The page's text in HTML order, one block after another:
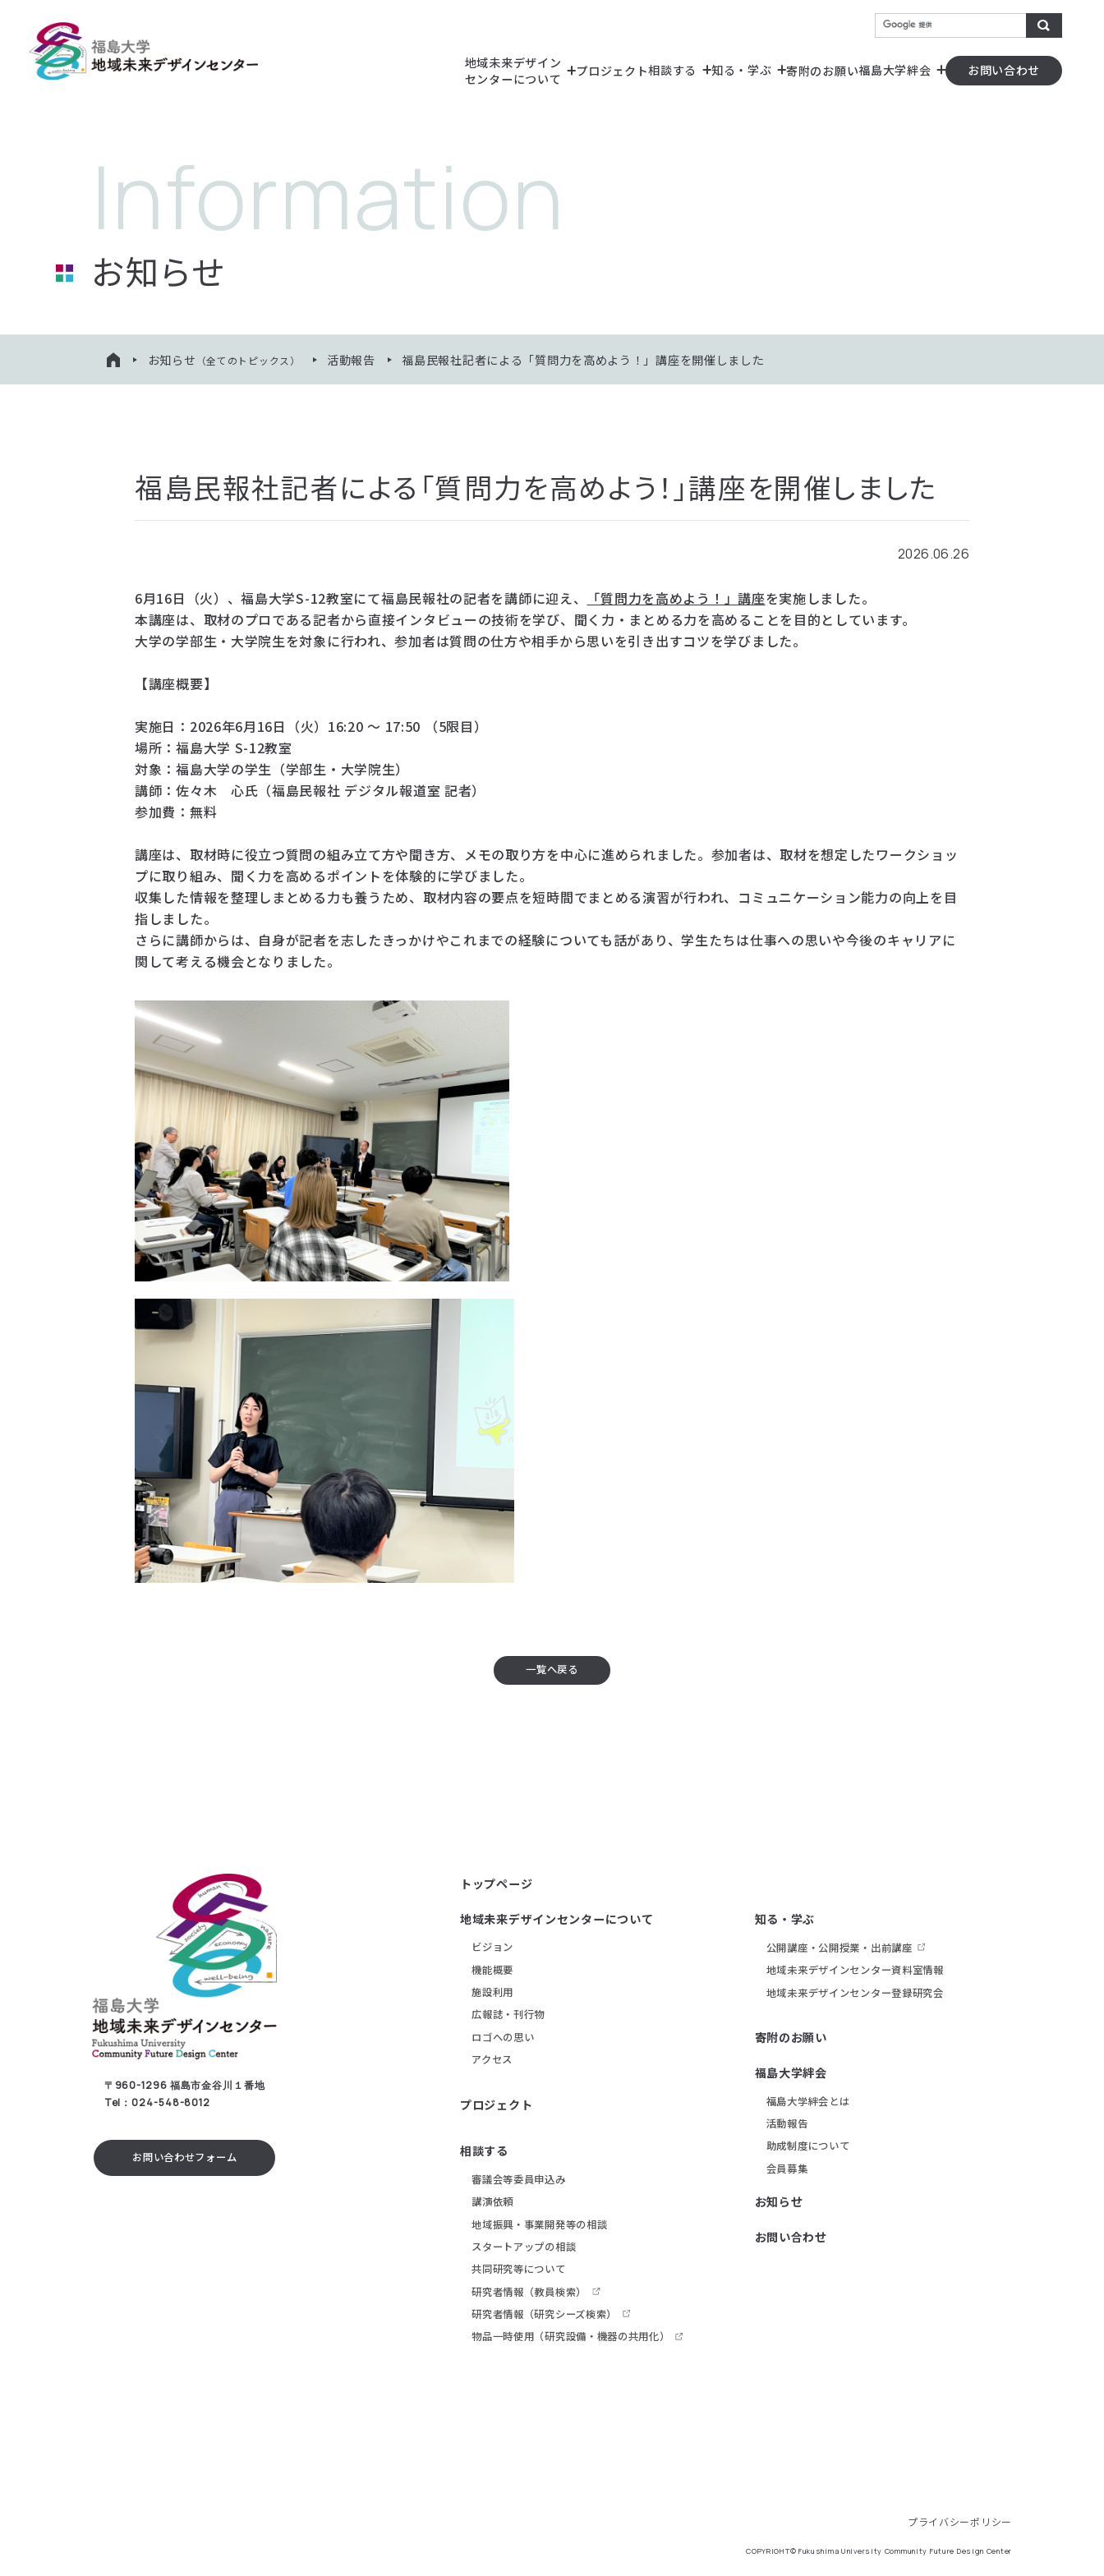
地域未来デザイン
センターについて
プロジェクト相談する 知る・学ぶ 寄附のお願い福島大学絆会 お問い合わせ
お知らせ
HOME
お知らせ （全てのトピックス） 活動報告 福島民報社記者による「質問力を高めよう！」講座を開催しました
福島民報社記者による「質問力を高めよう！」講座を開催しました
2026.06.26
6月16日（火）、福島大学S-12教室にて福島民報社の記者を講師に迎え、 「質問力を高めよう！」講座を実施しました。
本講座は、取材のプロである記者から直接インタビューの技術を学び、聞く力・まとめる力を高めることを目的としています。
大学の学部生・大学院生を対象に行われ、参加者は質問の仕方や相手から思いを引き出すコツを学びました。
【講座概要】
実施日：2026年6月16日（火）16:20 ～ 17:50 （5限目）
場所：福島大学 S-12教室
対象：福島大学の学生（学部生・大学院生）
講師：佐々木 心氏（福島民報社 デジタル報道室 記者）
参加費：無料
講座は、取材時に役立つ質問の組み立て方や聞き方、メモの取り方を中心に進められました。参加者は、取材を想定したワークショッ
プに取り組み、聞く力を高めるポイントを体験的に学びました。
収集した情報を整理しまとめる力も養うため、取材内容の要点を短時間でまとめる演習が行われ、コミュニケーション能力の向上を目
指しました。
さらに講師からは、自身が記者を志したきっかけやこれまでの経験についても話があり、学生たちは仕事への思いや今後のキャリアに
関して考える機会となりました。
一覧へ戻る
〒960-1296 福島市金谷川１番地
Tel：024-548-8012
お問い合わせフォーム
トップページ
地域未来デザインセンターについて
ビジョン
機能概要
施設利用
広報誌・刊行物
ロゴへの思い
アクセス
プロジェクト
相談する
審議会等委員申込み
講演依頼
地域振興・事業開発等の相談
スタートアップの相談
共同研究等について
研究者情報 （教員検索）
研究者情報 （研究シーズ検索）
物品一時使用 （研究設備・機器の共用化）
知る・学ぶ
公開講座・公開授業・出前講座
地域未来デザインセンター資料室情報
地域未来デザインセンター登録研究会
寄附のお願い
福島大学絆会
福島大学絆会とは
活動報告
助成制度について
会員募集
お知らせ
お問い合わせ
プライバシーポリシー
COPYRIGHT© Fukushima University Community Future Design Center